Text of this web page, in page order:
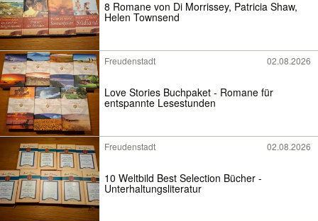
8 Romane von Di Morrissey, Patricia Shaw,
Helen Townsend
Freudenstadt 02.08.2026
Love Stories Buchpaket - Romane für
entspannte Lesestunden
Freudenstadt 02.08.2026
10 Weltbild Best Selection Bücher -
Unterhaltungsliteratur